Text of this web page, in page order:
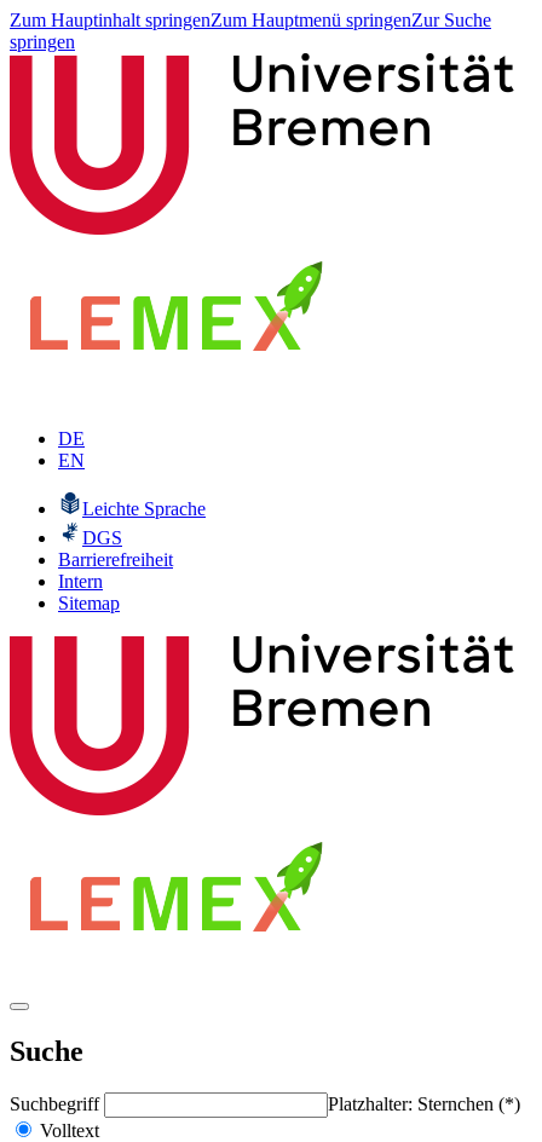
Zum Hauptinhalt springenZum Hauptmenü springenZur Suche
springen
DE
EN
Leichte Sprache
DGS
Barrierefreiheit
Intern
Sitemap
Suche
Suchbegriff
Platzhalter: Sternchen (*)
Volltext